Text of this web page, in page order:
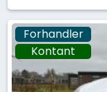
Kontant
Forhandler